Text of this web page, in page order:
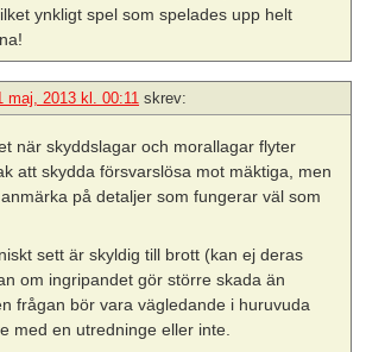
ynkligt spel som spelades upp helt
maj, 2013 kl. 00:11 skrev:
när skyddslagar och morallagar flyter
att skydda försvarslösa mot mäktiga, men
på detaljer som fungerar väl som
sett är skyldig till brott (kan ej deras
om ingripandet gör större skada än
frågan bör vara vägledande i huruvuda
med en utredninge eller inte.